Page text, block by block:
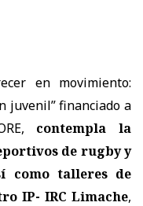
en movimiento:
juvenil” financiado a
contempla la
de rugby y
como talleres de
IP- IRC Limache,